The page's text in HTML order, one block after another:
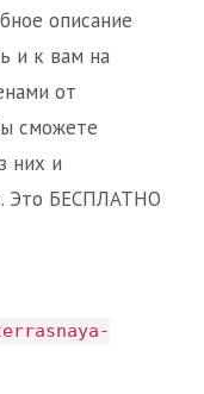
описание
и к вам на
от
сможете
них и
Это БЕСПЛАТНО